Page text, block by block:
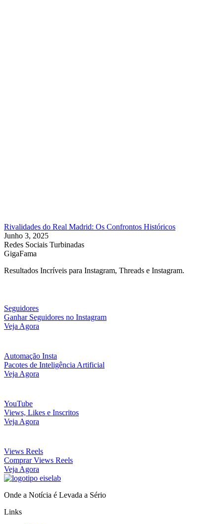
Rivalidades do Real Madrid: Os Confrontos Históricos
Junho 3, 2025
Redes Sociais Turbinadas
GigaFama
Resultados Incríveis para Instagram, Threads e Instagram.
Seguidores
Ganhar Seguidores no Instagram
Veja Agora
Automação Insta
Pacotes de Inteligência Artificial
Veja Agora
YouTube
Views, Likes e Inscritos
Veja Agora
Views Reels
Comprar Views Reels
Veja Agora
Onde a Notícia é Levada a Sério
Links